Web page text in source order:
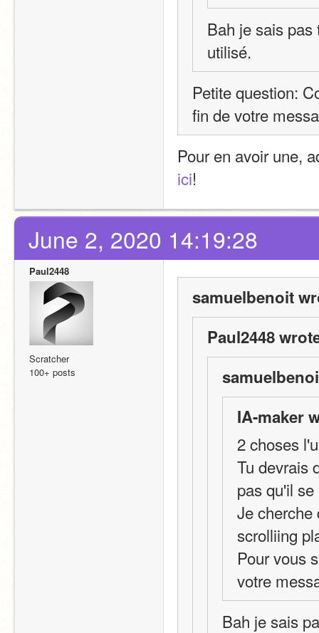
Bah je sais
utilisé.
Petite question:
fin de votre
Pour en avoir une,
ici!
June 2, 2020 14:19:28
Paul2448
Scratcher
100+ posts
samuelbenoit
Paul2448
IA-maker
2 choses
Tu devrais
pas qu'il
Je cherche
scrolliing
Pour vous
votre
Bah je sais